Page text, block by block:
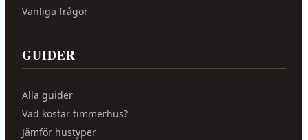
Vanliga frågor
GUIDER
Alla guider
Vad kostar timmerhus?
Jämför hustyper